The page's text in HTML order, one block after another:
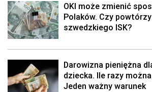
OKI może zmienić
Polaków. Czy
szwedzkiego ISK?
Darowizna pieniężna
dziecka. Ile razy
Jeden ważny warunek